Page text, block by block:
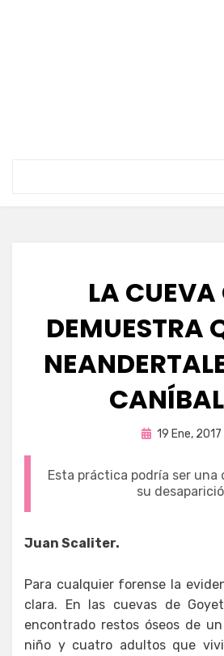
LA CUEVA
DEMUESTRA
porEnrique
Publicada
19 Ene, 2017
Esta práctica podría ser una
su
Juan Scaliter.
Para cualquier forense la
clara. En las cuevas de
encontrado restos óseos de
niño y cuatro adultos que